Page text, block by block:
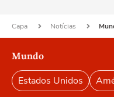
Capa Notícias
Mundo
Estados Unidos